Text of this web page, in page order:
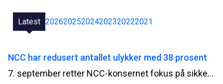
Latest 202620252024202320222021
NCC har redusert antallet ulykker med 38 prosent
7. september retter NCC-konsernet fokus på sikkerheten i virksomheten. I løpet av dagen gjennomfører nærmere 13 000 NCC-ansatte og underentreprenører i prosjektene en stans i arbeidet for å diskutere sikkerheten i prosjektet.